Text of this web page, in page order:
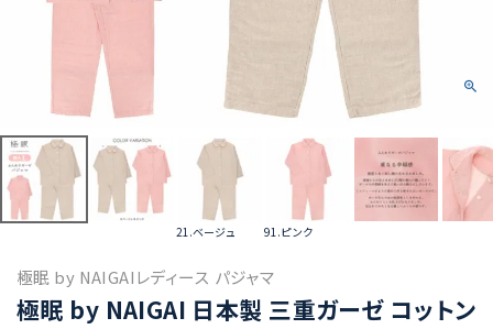
21.ベージュ 91.ピンク
極眠 by NAIGAIレディース パジャマ
極眠 by NAIGAI 日本製 三重ガーゼ コットン